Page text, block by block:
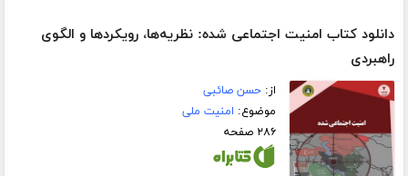
دانلود کتاب امنیت اجتماعی شده: نظریه‌ها، رویکردها و الگوی
راهبردی
از:حسن صائبی
موضوع: امنیت ملی
۲۸۶ صفحه